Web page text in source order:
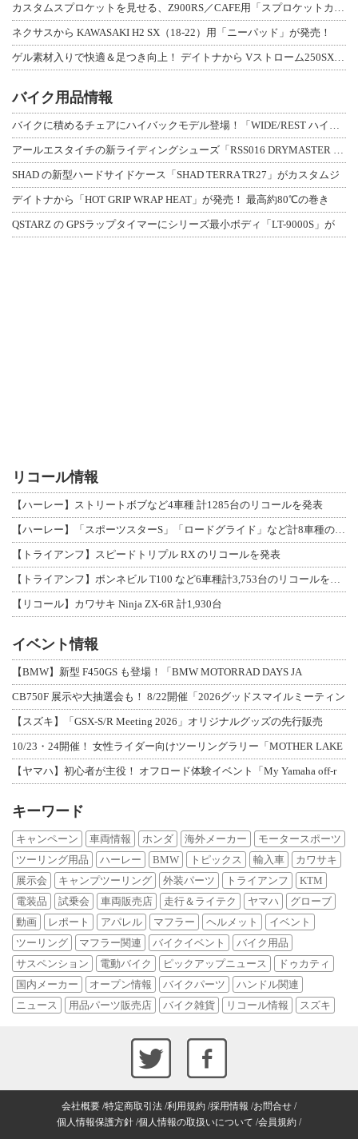
ネクサスから KAWASAKI H2 SX（18-22）用「ニーパッド」が発売！
バイク用品情報
SHAD の新型ハードサイドケース「SHAD TERRA TR27」がカスタムジ
デイトナから「HOT GRIP WRAP HEAT」が発売！ 最高約80℃の巻き
QSTARZ の GPSラップタイマーにシリーズ最小ボディ「LT-9000S」が
リコール情報
【ハーレー】ストリートボブなど4車種 計1285台のリコールを発表
【トライアンフ】スピードトリプル RX のリコールを発表
【リコール】カワサキ Ninja ZX-6R 計1,930台
イベント情報
【BMW】新型 F450GS も登場！「BMW MOTORRAD DAYS JA
CB750F 展示や大抽選会も！ 8/22開催「2026グッドスマイルミーティン
【スズキ】「GSX-S/R Meeting 2026」オリジナルグッズの先行販売
10/23・24開催！ 女性ライダー向けツーリングラリー「MOTHER LAKE
【ヤマハ】初心者が主役！ オフロード体験イベント「My Yamaha off-r
キーワード
キャンペーン 車両情報 ホンダ 海外メーカー
モータースポーツ
ツーリング用品
ハーレー BMW トピックス 輸入車
カワサキ
展示会
キャンプツーリング 外装パーツ トライアンフ
KTM
電装品
試乗会 車両販売店 走行＆ライテク ヤマハ
グローブ
動画
レポート アパレル マフラー ヘルメット
イベント
ツーリング
マフラー関連 バイクイベント
バイク用品
サスペンション
電動バイク ピックアップニュース
ドゥカティ
国内メーカー
オープン情報 バイクパーツ
ハンドル関連
ニュース
用品パーツ販売店 バイク雑貨 リコール情報 スズキ
会社概要 特定商取引法 利用規約 採用情報 お問合せ
個人情報保護方針 個人情報の取扱いについて 会員規約